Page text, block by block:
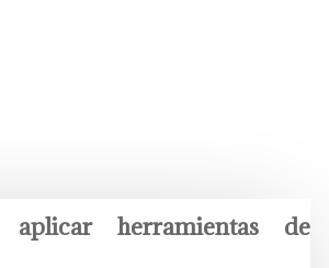
herramientas de